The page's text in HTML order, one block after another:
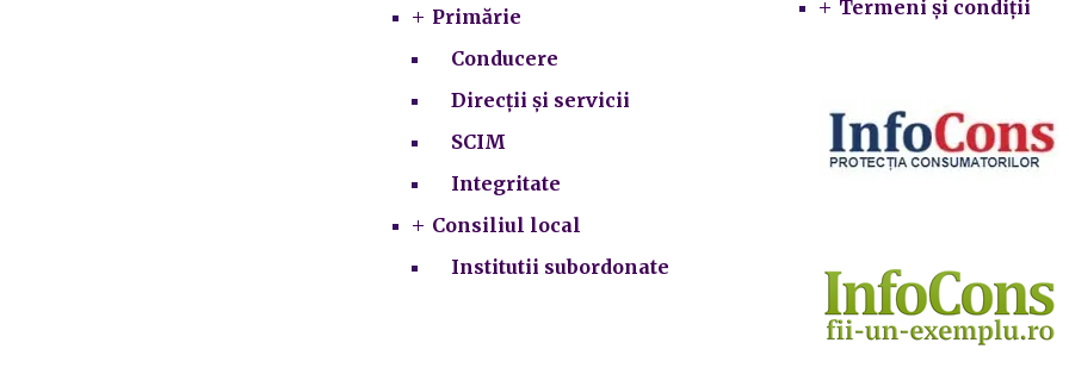
Primărie
Conducere
Direcții și servicii
SCIM
Integritate
Consiliul local
Institutii subordonate
Termeni și condiții